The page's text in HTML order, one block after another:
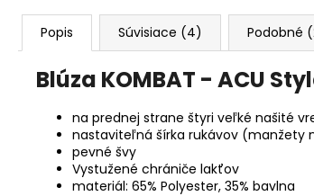
Popis Súvisiace (4) Podobné
Blúza KOMBAT - ACU
na prednej strane štyri veľké našité
nastaviteľná šírka rukávov (manžety
pevné švy
Vystužené chrániče lakťov
materiál: 65% Polyester, 35% bavlna